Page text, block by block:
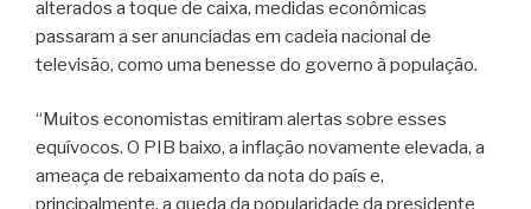
alterados a toque de caixa, medidas econômicas
passaram a ser anunciadas em cadeia nacional de
televisão, como uma benesse do governo à população.
“Muitos economistas emitiram alertas sobre esses
equívocos. O PIB baixo, a inflação novamente elevada, a
ameaça de rebaixamento da nota do país e,
principalmente, a queda da popularidade da presidente